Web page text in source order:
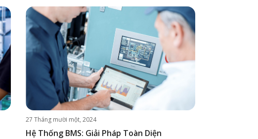
27 Tháng mười một, 2024
Hệ Thống BMS: Giải Pháp Toàn Diện